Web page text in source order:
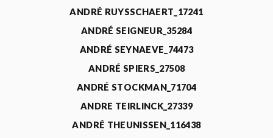
ANDRÉ RUYSSCHAERT_17241
ANDRÉ SEIGNEUR_35284
ANDRÉ SEYNAEVE_74473
ANDRÉ SPIERS_27508
ANDRÉ STOCKMAN_71704
ANDRE TEIRLINCK_27339
ANDRÉ THEUNISSEN_116438